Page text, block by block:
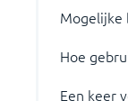
Mogelijke
Hoe
Een keer